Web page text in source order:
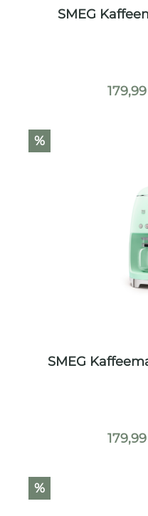
SMEG
%
SMEG
%